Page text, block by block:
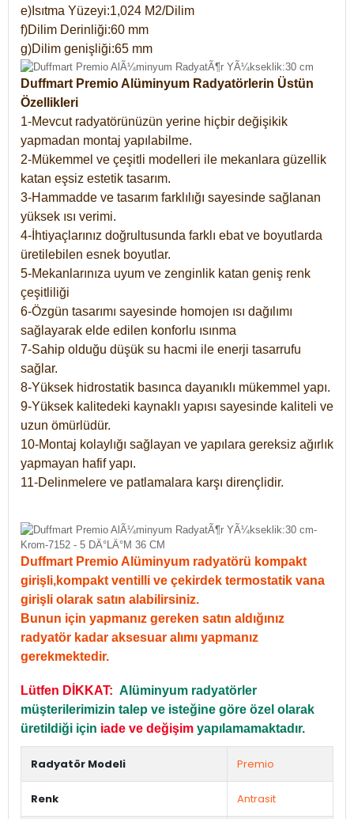
e)Isıtma Yüzeyi:1,024 M2/Dilim
f)Dilim Derinliği:60 mm
g)Dilim genişliği:65 mm
Duffmart Premio Alüminyum Radyatörlerin Üstün
Özellikleri
1-Mevcut radyatörünüzün yerine hiçbir değişikik
yapmadan montaj yapılabilme.
2-Mükemmel ve çeşitli modelleri ile mekanlara güzellik
katan eşsiz estetik tasarım.
3-Hammadde ve tasarım farklılığı sayesinde sağlanan
yüksek ısı verimi.
4-İhtiyaçlarınız doğrultusunda farklı ebat ve boyutlarda
üretilebilen esnek boyutlar.
5-Mekanlarınıza uyum ve zenginlik katan geniş renk
çeşitliliği
6-Özgün tasarımı sayesinde homojen ısı dağılımı
sağlayarak elde edilen konforlu ısınma
7-Sahip olduğu düşük su hacmi ile enerji tasarrufu
sağlar.
8-Yüksek hidrostatik basınca dayanıklı mükemmel yapı.
9-Yüksek kalitedeki kaynaklı yapısı sayesinde kaliteli ve
uzun ömürlüdür.
10-Montaj kolaylığı sağlayan ve yapılara gereksiz ağırlık
yapmayan hafif yapı.
11-Delinmelere ve patlamalara karşı dirençlidir.
Duffmart Premio Alüminyum radyatörü kompakt
girişli,kompakt ventilli ve çekirdek termostatik vana
girişli olarak satın alabilirsiniz.
Bunun için yapmanız gereken satın aldığınız
radyatör kadar aksesuar alımı yapmanız
gerekmektedir.
Lütfen DİKKAT: Alüminyum radyatörler
müşterilerimizin talep ve isteğine göre özel olarak
üretildiği için iade ve değişim yapılamamaktadır.
Radyatör Modeli Premio
Renk Antrasit